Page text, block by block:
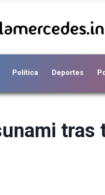
Política Deportes
tras